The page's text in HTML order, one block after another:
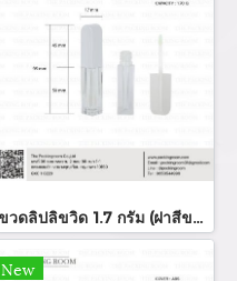
ขวดลิปลิขวิด 1.7 กรัม (ฝาสีขาว)
New